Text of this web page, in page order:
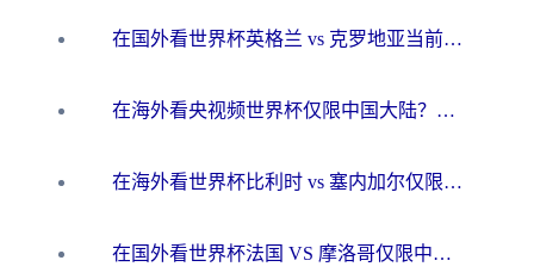
在国外看世界杯英格兰 vs 克罗地亚当前地区不可播放？这篇指南帮你搞定所有海外观赛难题
在海外看央视频世界杯仅限中国大陆？这篇指南帮你解锁中文解说+无卡顿直播
在海外看世界杯比利时 vs 塞内加尔仅限中国大陆？我找到了最流畅的中文解说之路
在国外看世界杯法国 VS 摩洛哥仅限中国大陆？海外党这样看中文解说赛事不卡顿